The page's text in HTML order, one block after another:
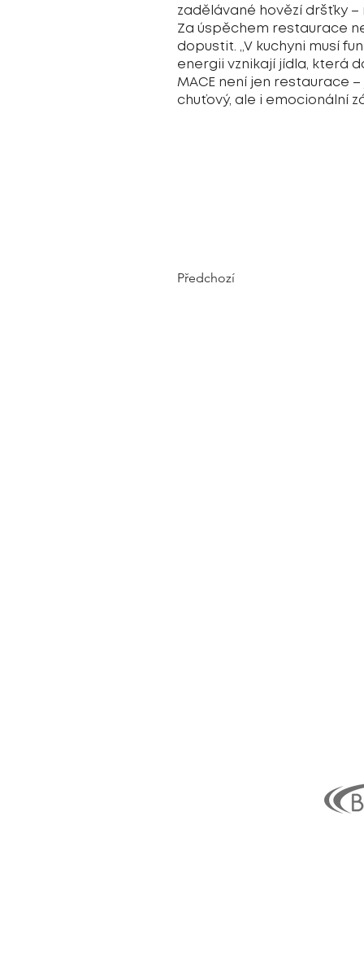
zadělávané hovězí dršťky
Za úspěchem restaurace
dopustit. „V kuchyni musí
energii vznikají jídla, která
MACE není jen restaurace
chuťový, ale i emocionální
Předchozí